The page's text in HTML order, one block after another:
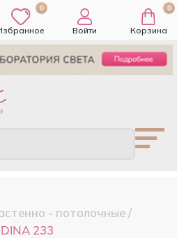
0
Войти
0
Корзина
- потолочные/
233